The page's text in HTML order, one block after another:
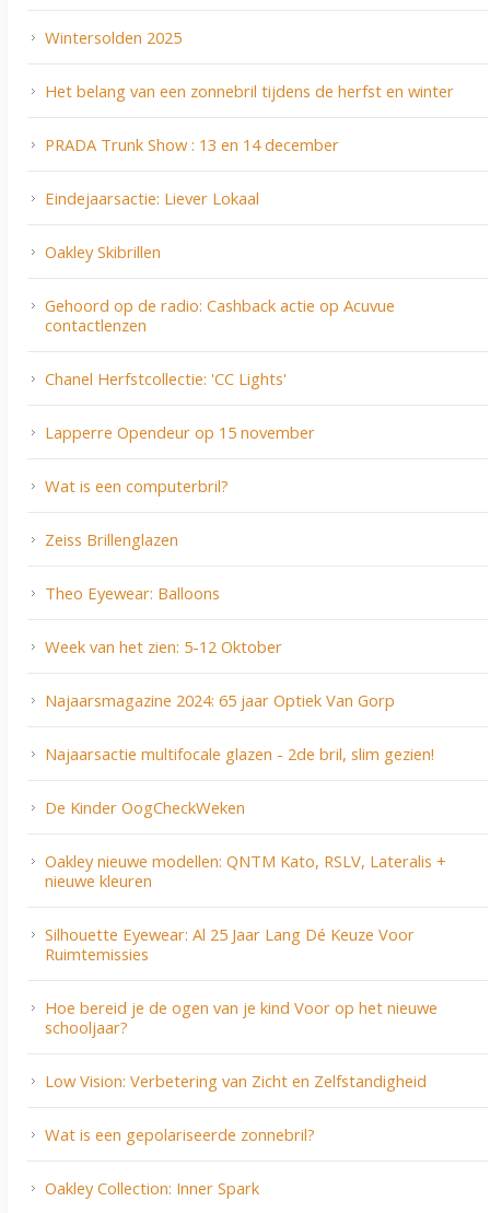
Wintersolden 2025
Het belang van een zonnebril tijdens de herfst en winter
PRADA Trunk Show : 13 en 14 december
Eindejaarsactie: Liever Lokaal
Oakley Skibrillen
Gehoord op de radio: Cashback actie op Acuvue
contactlenzen
Chanel Herfstcollectie: 'CC Lights'
Lapperre Opendeur op 15 november
Wat is een computerbril?
Zeiss Brillenglazen
Theo Eyewear: Balloons
Week van het zien: 5-12 Oktober
Najaarsmagazine 2024: 65 jaar Optiek Van Gorp
Najaarsactie multifocale glazen - 2de bril, slim gezien!
De Kinder OogCheckWeken
Oakley nieuwe modellen: QNTM Kato, RSLV, Lateralis +
nieuwe kleuren
Silhouette Eyewear: Al 25 Jaar Lang Dé Keuze Voor
Ruimtemissies
Hoe bereid je de ogen van je kind Voor op het nieuwe
schooljaar?
Low Vision: Verbetering van Zicht en Zelfstandigheid
Wat is een gepolariseerde zonnebril?
Oakley Collection: Inner Spark